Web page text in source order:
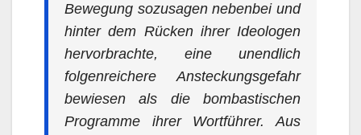
Bewegung sozusagen nebenbei und
hinter dem Rücken ihrer Ideologen
hervorbrachte, eine unendlich
folgenreichere Ansteckungsgefahr
bewiesen als die bombastischen
Programme ihrer Wortführer. Aus